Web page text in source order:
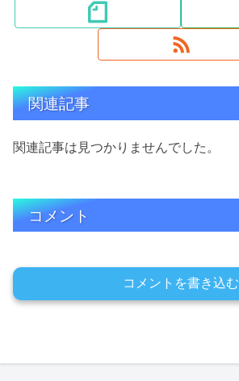
関連記事
関連記事は見つかりませんでした。
コメント
コメントを書き込む